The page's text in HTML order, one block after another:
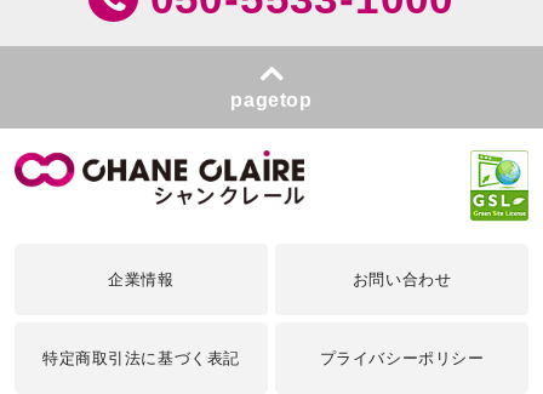
pagetop
企業情報 お問い合わせ
特定商取引法に基づく表記 プライバシーポリシー